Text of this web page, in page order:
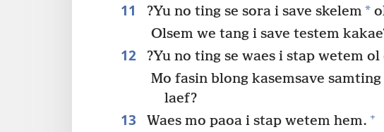
11 ?Yu no ting se sora i save skelem *
Olsem we tang i save testem
12 ?Yu no ting se waes i stap wetem
Mo fasin blong kasemsave
laef?
13 Waes mo paoa i stap wetem hem. +